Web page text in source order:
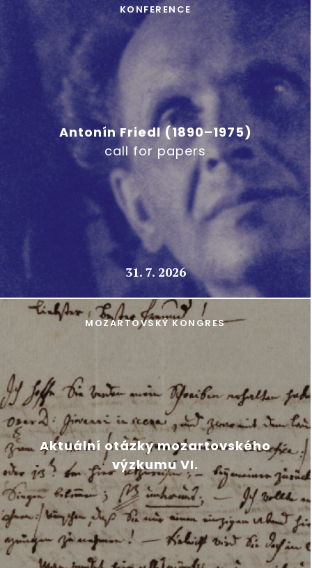
Antonín Friedl (1890–1975)
call for papers
KONFERENCE
31. 7. 2026
Aktuální otázky mozartovského
výzkumu VI.
MOZARTOVSKÝ KONGRES